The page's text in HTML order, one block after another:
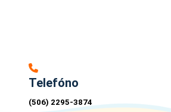
Telefóno
(506) 2295-3874